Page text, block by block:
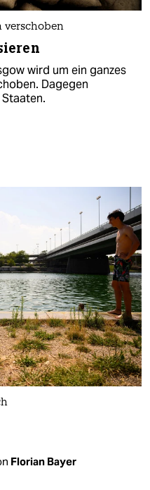
verschoben
wird um ein ganzes
Dagegen
Florian Bayer